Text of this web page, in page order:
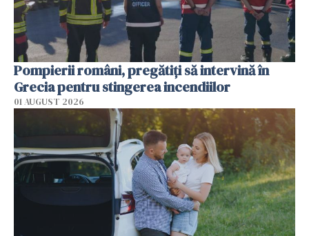
Pompierii români, pregătiţi să intervină în
Grecia pentru stingerea incendiilor
01 AUGUST 2026